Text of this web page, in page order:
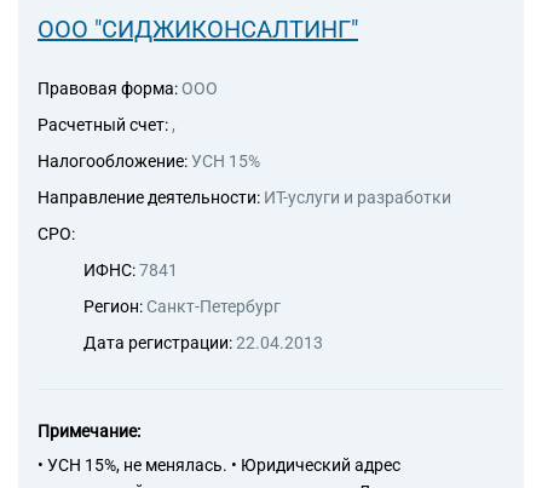
ООО "СИДЖИКОНСАЛТИНГ"
Правовая форма: ООО
Расчетный счет: ,
Налогообложение:УСН 15%
Направление деятельности: ИТ-услуги и разработки
СРО:
ИФНС:7841
Регион: Санкт-Петербург
Дата регистрации:22.04.2013
Примечание:
• УСН 15%, не менялась. • Юридический адрес